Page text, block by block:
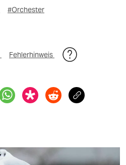
#Orchester
Fehlerhinweis